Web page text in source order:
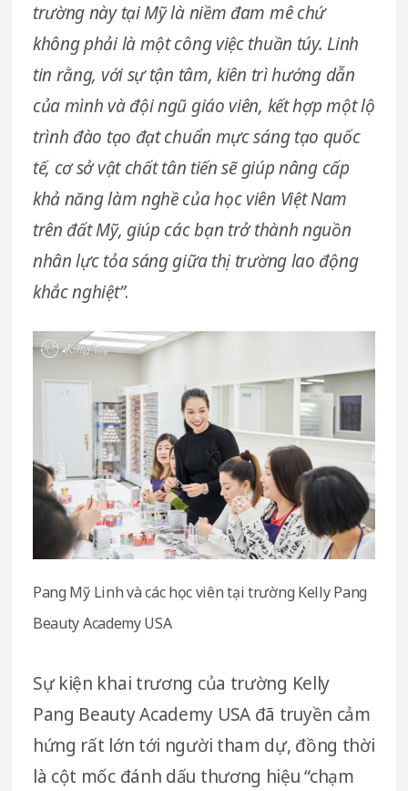
trường này tại Mỹ là niềm đam mê chứ
không phải là một công việc thuần túy. Linh
tin rằng, với sự tận tâm, kiên trì hướng dẫn
của mình và đội ngũ giáo viên, kết hợp một lộ
trình đào tạo đạt chuẩn mực sáng tạo quốc
tế, cơ sở vật chất tân tiến sẽ giúp nâng cấp
khả năng làm nghề của học viên Việt Nam
trên đất Mỹ, giúp các bạn trở thành nguồn
nhân lực tỏa sáng giữa thị trường lao động
khắc nghiệt”.
Pang Mỹ Linh và các học viên tại trường Kelly Pang
Beauty Academy USA
Sự kiện khai trương của trường Kelly
Pang Beauty Academy USA đã truyền cảm
hứng rất lớn tới người tham dự, đồng thời
là cột mốc đánh dấu thương hiệu “chạm